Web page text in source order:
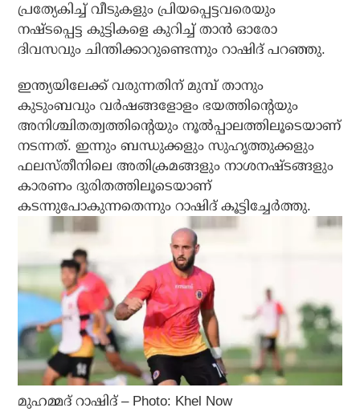
പ്രത്യേകിച്ച് വീടുകളും പ്രിയപ്പെട്ടവരെയും
നഷ്ടപ്പെട്ട കുട്ടികളെ കുറിച്ച് താന്‍ ഓരോ
ദിവസവും ചിന്തിക്കാറുണ്ടെന്നും റാഷിദ് പറഞ്ഞു.
ഇന്ത്യയിലേക്ക് വരുന്നതിന് മുമ്പ് താനും
കുടുംബവും വര്‍ഷങ്ങളോളം ഭയത്തിന്റെയും
അനിശ്ചിതത്വത്തിന്റെയും നൂല്‍പ്പാലത്തിലൂടെയാണ്
നടന്നത്. ഇന്നും ബന്ധുക്കളും സുഹൃത്തുക്കളും
ഫലസ്തീനിലെ അതിക്രമങ്ങളും നാശനഷ്ടങ്ങളും
കാരണം ദുരിതത്തിലൂടെയാണ്
കടന്നുപോകുന്നതെന്നും റാഷിദ് കൂട്ടിച്ചേര്‍ത്തു.
മുഹമ്മദ് റാഷിദ് – Photo: Khel Now